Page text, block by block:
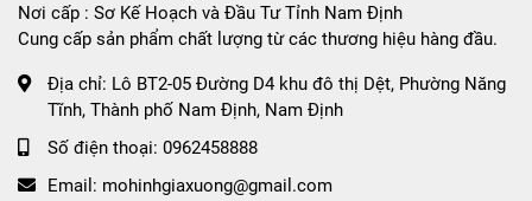
Nơi cấp : Sơ Kế Hoạch và Đầu Tư Tỉnh Nam Định
Cung cấp sản phẩm chất lượng từ các thương hiệu hàng đầu.
Địa chỉ: Lô BT2-05 Đường D4 khu đô thị Dệt, Phường Năng
Tĩnh, Thành phố Nam Định, Nam Định
Số điện thoại: 0962458888
Email: mohinhgiaxuong@gmail.com